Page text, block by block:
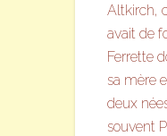
Altkirch,
avait de
Ferrette
sa mère
deux
souvent